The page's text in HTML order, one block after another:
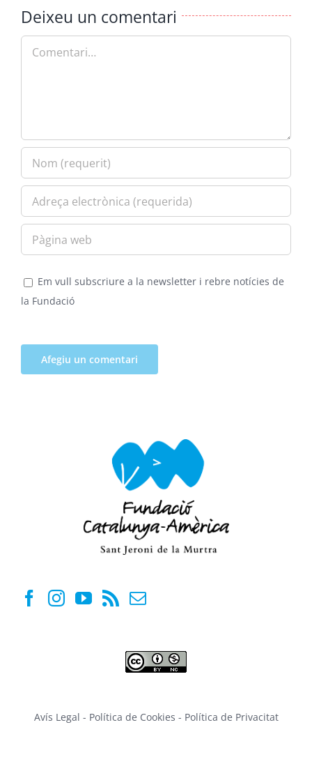
Deixeu un comentari
Em vull subscriure a la newsletter i rebre notícies de
la Fundació
Avís Legal - Política de Cookies - Política de Privacitat